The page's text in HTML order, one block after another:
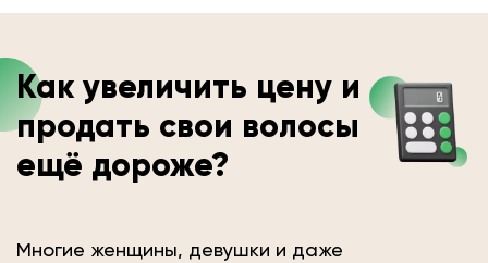
Как увеличить цену и
продать свои волосы
ещё дороже?
Многие женщины, девушки и даже